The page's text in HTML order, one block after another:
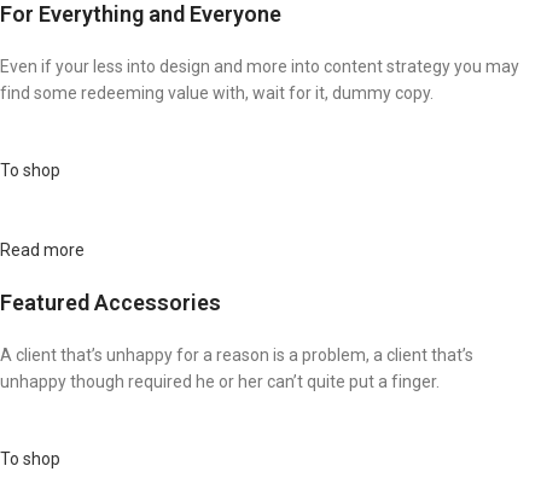
For Everything and Everyone
Even if your less into design and more into content strategy you may
find some redeeming value with, wait for it, dummy copy.
To shop
Read more
Featured Accessories
A client that’s unhappy for a reason is a problem, a client that’s
unhappy though required he or her can’t quite put a finger.
To shop